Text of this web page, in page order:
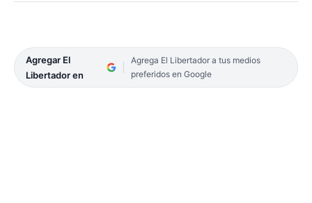
Agregar El
Libertador en
Agrega El Libertador a tus medios
preferidos en Google